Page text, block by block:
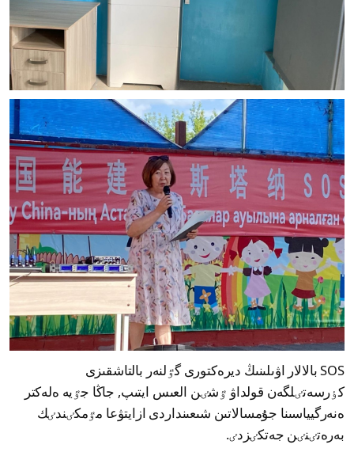
SOS بالالار اۋىلىنىڭ ديرەكتورى گٷلنەر بالتاشقىزى
كٶرسەتٸلگەن قولداۋ ٷشٸن العىس ايتىپ, جاڭا جٷيە ەلەكتر
ەنەرگيياسىنا جۇمسالاتىن شىعىنداردى ازايتۋعا مٷمكٸندٸك
بەرەتٸنٸن جەتكٸزدٸ.